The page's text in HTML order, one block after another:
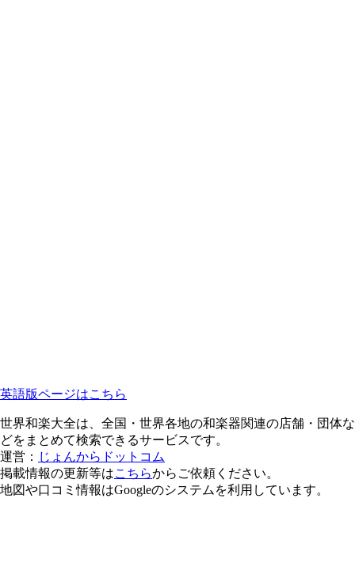
英語版ページはこちら
世界和楽大全は、全国・世界各地の和楽器関連の店舗・団体な
どをまとめて検索できるサービスです。
運営： じょんからドットコム
掲載情報の更新等はこちらからご依頼ください。
地図や口コミ情報はGoogleのシステムを利用しています。